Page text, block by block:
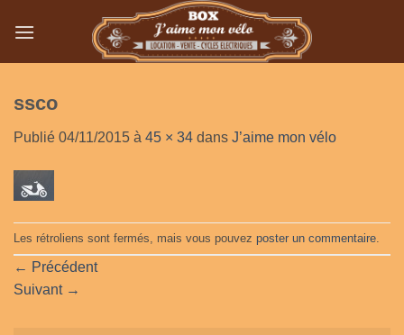
ssco
Publié 04/11/2015 à 45 × 34 dans J’aime mon vélo
Les rétroliens sont fermés, mais vous pouvez poster un commentaire
← Précédent
Suivant →